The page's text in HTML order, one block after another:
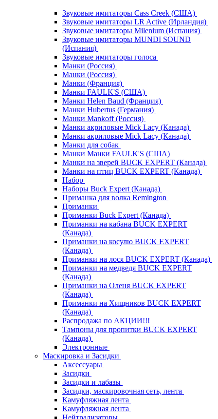
Звуковые имитаторы Cass Creek (США)
Звуковые имитаторы LR Active (Ирландия)
Звуковые имитаторы Milenium (Испания)
Звуковые имитаторы MUNDI SOUND
(Испания)
Звуковые имитаторы голоса
Манки (Россия)
Манки (Россия)
Манки (Франция)
Манки FAULK'S (США)
Манки Helen Baud (Франция)
Манки Hubertus (Германия)
Манки Mankoff (Россия)
Манки акриловые Mick Lacy (Канада)
Манки акриловые Mick Lacy (Канада)
Манки для собак
Манки Манки FAULK'S (США)
Манки на зверей BUCK EXPERT (Канада)
Манки на птиц BUCK EXPERT (Канада)
Набор
Наборы Buck Expert (Канада)
Приманка для волка Remington
Приманки
Приманки Buck Expert (Канада)
Приманки на кабана BUCK EXPERT
(Канада)
Приманки на косулю BUCK EXPERT
(Канада)
Приманки на лося BUCK EXPERT (Канада)
Приманки на медведя BUCK EXPERT
(Канада)
Приманки на Оленя BUCK EXPERT
(Канада)
Приманки на Хищников BUCK EXPERT
(Канада)
Распродажа по АКЦИИ!!!
Тампоны для пропитки BUCK EXPERT
(Канада)
Электронные
Маскировка и Засидки
Аксессуары
Засидки
Засидки и лабазы
Засидки, маскировочная сеть, лента
Камуфляжная лента
Камуфляжная лента
Нейтрализаторы